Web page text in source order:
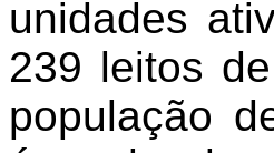
unidades
239 leitos
população